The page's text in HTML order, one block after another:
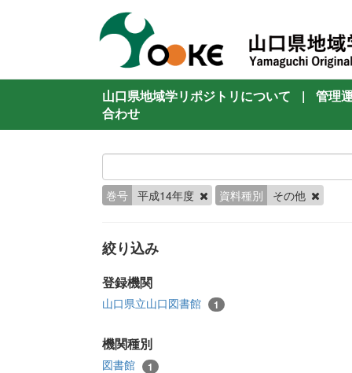
山口県地域学リポジトリについて |
管理
合わせ
巻号 平成14年度 資料種別 その他
絞り込み
登録機関
山口県立山口図書館 1
機関種別
図書館 1